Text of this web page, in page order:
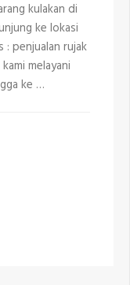
kulakan di
ke lokasi
: penjualan rujak
melayani
ke …